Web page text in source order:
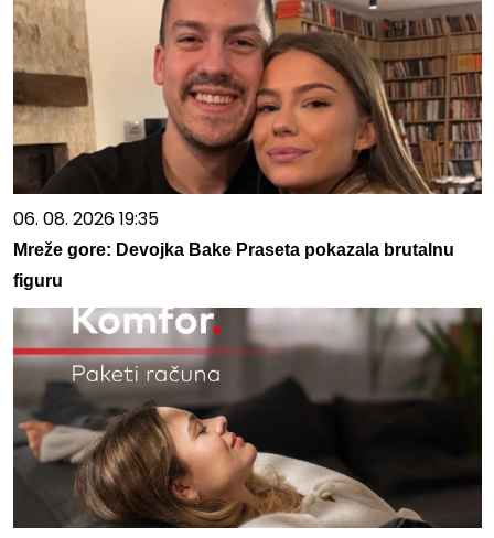
06. 08. 2026 19:35
Mreže gore: Devojka Bake Praseta pokazala brutalnu
figuru